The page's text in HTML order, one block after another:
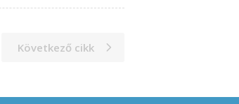
Következő cikk